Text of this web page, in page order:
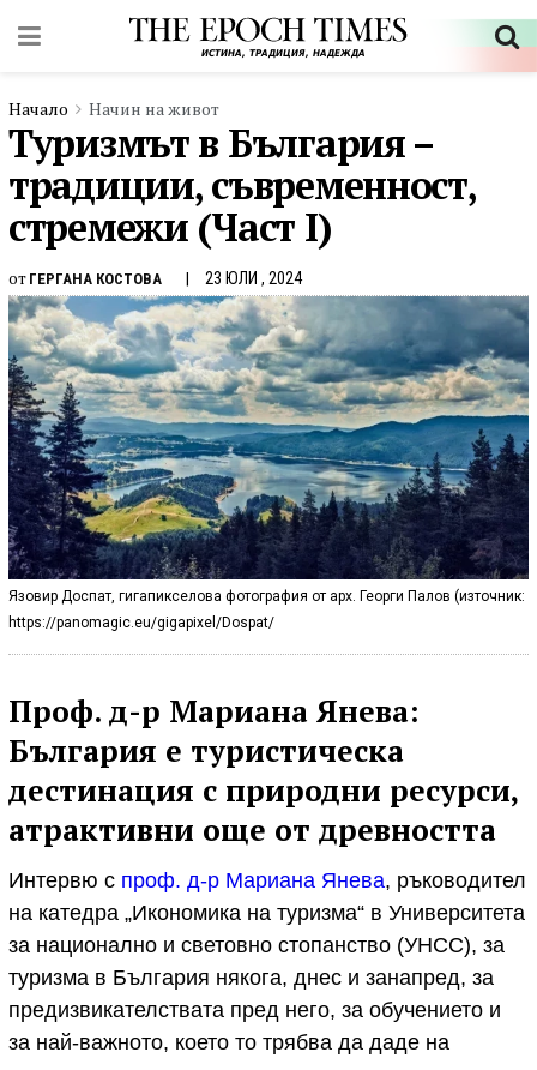
Начало Начин на живот
Туризмът в България –
традиции, съвременност,
стремежи (Част I)
от ГЕРГАНА КОСТОВА 23 ЮЛИ , 2024
Язовир Доспат, гигапикселова фотография от арх. Георги Палов (източник:
https://panomagic.eu/gigapixel/Dospat/
Проф. д-р Мариана Янева:
България е туристическа
дестинация с природни ресурси,
атрактивни още от древността
Интервю с проф. д-р Мариана Янева, ръководител
на катедра „Икономика на туризма“ в Университета
за национално и световно стопанство (УНСС), за
туризма в България някога, днес и занапред, за
предизвикателствата пред него, за обучението и
за най-важното, което то трябва да даде на